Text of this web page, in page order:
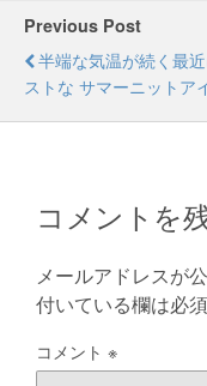
Previous Post
半端な気温が続く最
ストな サマーニットア
コメントを
メールアドレスが
付いている欄は必
コメント ※